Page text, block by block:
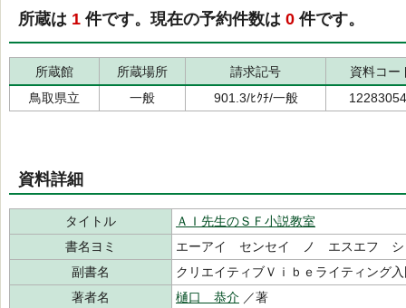
所蔵は 1 件です。現在の予約件数は 0 件です。
所蔵館 所蔵場所 請求記号
資料コー
鳥取県立
一般 901.3/ﾋｸﾁ/一般
資料詳細
タイトル
ＡＩ先生のＳＦ小説教室
書名ヨミ
エーアイ センセイ ノ エスエフ シ
副書名
クリエイティブＶｉｂｅライティング
著者名
樋口 恭介 ／著